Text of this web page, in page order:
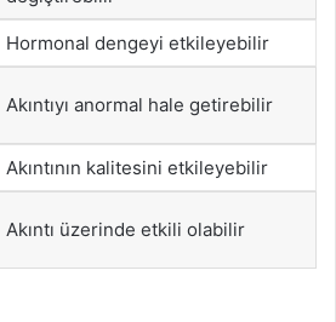
Hormonal dengeyi etkileyebilir
Akıntıyı anormal hale getirebilir
Akıntının kalitesini etkileyebilir
Akıntı üzerinde etkili olabilir